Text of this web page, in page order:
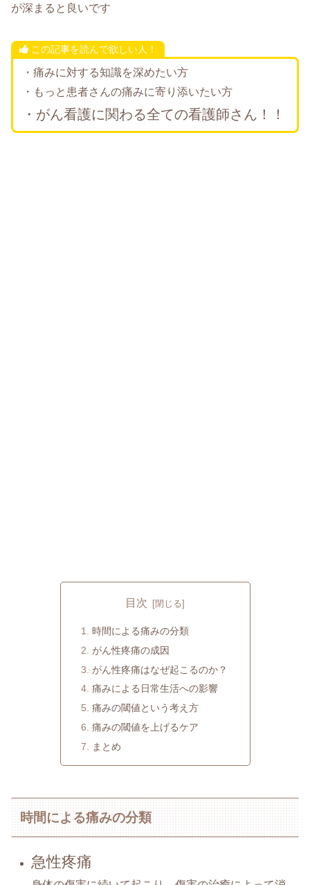
が深まると良いです
この記事を読んで欲しい人！
・痛みに対する知識を深めたい方
・もっと患者さんの痛みに寄り添いたい方
・がん看護に関わる全ての看護師さん！！
目次
時間による痛みの分類
がん性疼痛の成因
がん性疼痛はなぜ起こるのか？
痛みによる日常生活への影響
痛みの閾値という考え方
痛みの閾値を上げるケア
まとめ
時間による痛みの分類
急性疼痛